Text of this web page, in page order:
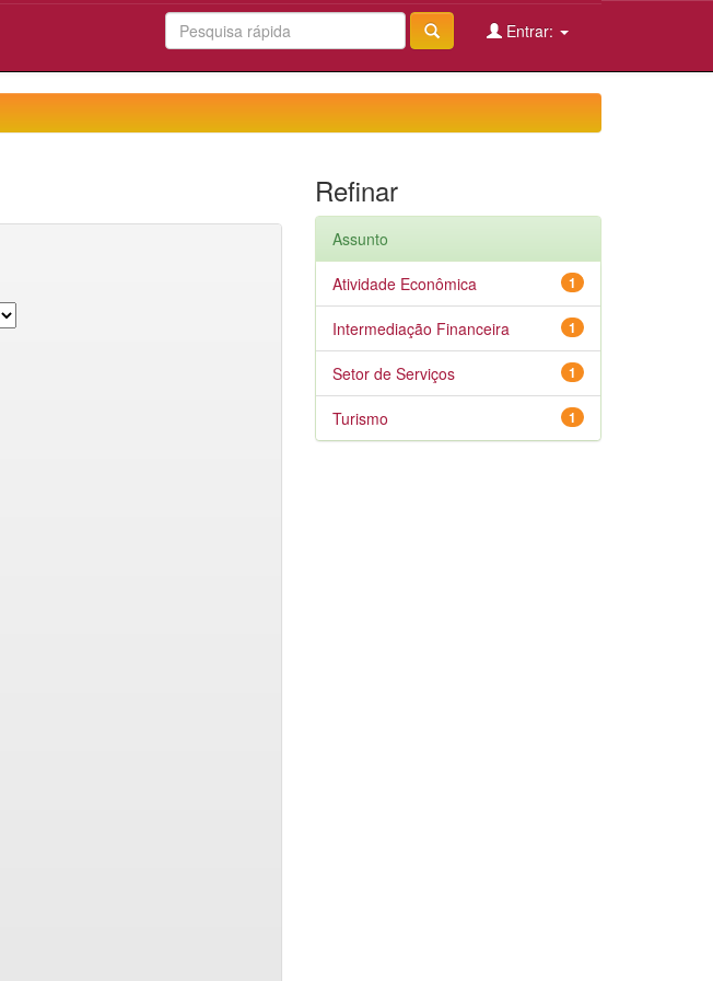
Entrar:
Refinar
Assunto
1
Atividade Econômica
1
Intermediação Financeira
1
Setor de Serviços
1
Turismo